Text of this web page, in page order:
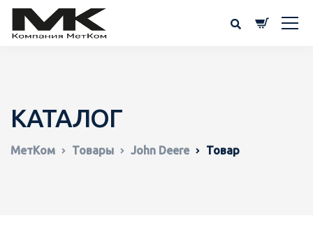
КАТАЛОГ
МетКом Товары John Deere Товар